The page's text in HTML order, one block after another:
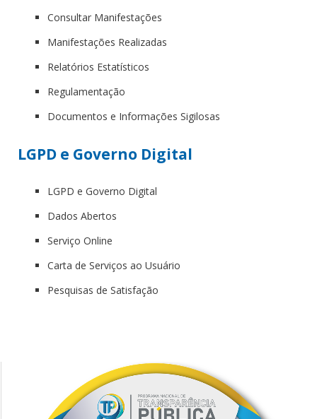
Consultar Manifestações
Manifestações Realizadas
Relatórios Estatísticos
Regulamentação
Documentos e Informações Sigilosas
LGPD e Governo Digital
LGPD e Governo Digital
Dados Abertos
Serviço Online
Carta de Serviços ao Usuário
Pesquisas de Satisfação